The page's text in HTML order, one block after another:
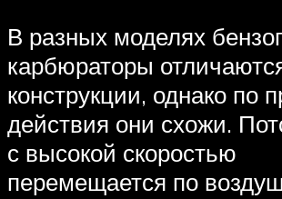
В разных моделях
карбюраторы
конструкции, однако по
действия они схожи.
с высокой скоростью
перемещается по